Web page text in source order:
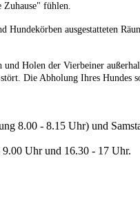
fühlen.
Hundekörben ausgestatteten
und Holen der Vierbeiner
Die Abholung Ihres Hundes
8.00 - 8.15 Uhr) und
Uhr und 16.30 - 17 Uhr.